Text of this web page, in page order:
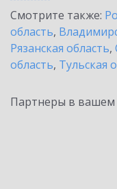
Смотрите также:
область,
Рязанская область,
область, Тульская
Партнеры в вашем